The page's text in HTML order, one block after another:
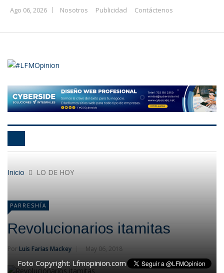
Ago 06, 2026 Nosotros Publicidad Contáctenos
Inicio LO DE HOY
PARRESHÍA
Revolucionarios itamitas
Por Luis Farias Mackey May 06, 2018
Foto Copyright: Lfmopinion.com